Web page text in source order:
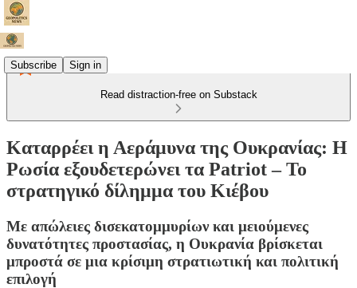
Subscribe Sign in
Read distraction-free on Substack
Καταρρέει η Αεράμυνα της Ουκρανίας: Η
Ρωσία εξουδετερώνει τα Patriot – Το
στρατηγικό δίλημμα του Κιέβου
Με απώλειες δισεκατομμυρίων και μειούμενες
δυνατότητες προστασίας, η Ουκρανία βρίσκεται
μπροστά σε μια κρίσιμη στρατιωτική και πολιτική
επιλογή